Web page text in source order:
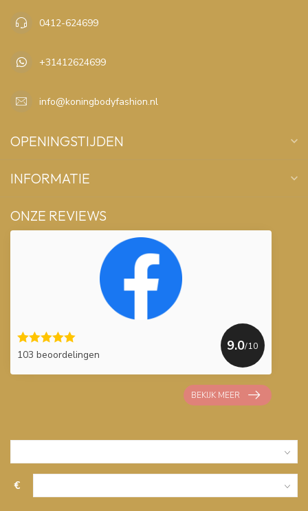
0412-624699
+31412624699
info@koningbodyfashion.nl
OPENINGSTIJDEN
INFORMATIE
ONZE REVIEWS
103 beoordelingen
9.0/10
BEKIJK MEER
€